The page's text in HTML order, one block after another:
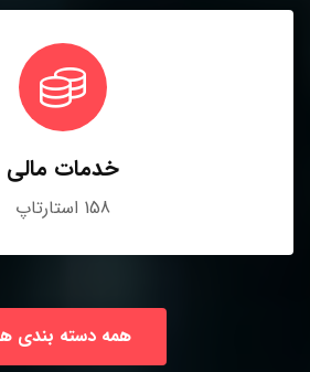
خدمات مالی
158 استارتاپ
همه دسته بندی